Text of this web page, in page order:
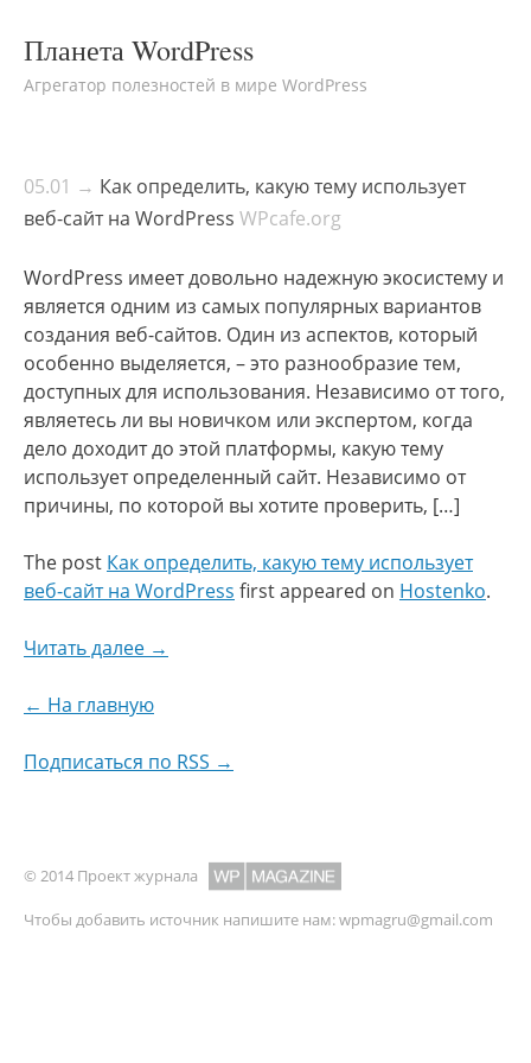
Планета WordPress
Агрегатор полезностей в мире WordPress
05.01 → Как определить, какую тему использует
веб-сайт на WordPress WPcafe.org
WordPress имеет довольно надежную экосистему и
является одним из самых популярных вариантов
создания веб-сайтов. Один из аспектов, который
особенно выделяется, – это разнообразие тем,
доступных для использования. Независимо от того,
являетесь ли вы новичком или экспертом, когда
дело доходит до этой платформы, какую тему
использует определенный сайт. Независимо от
причины, по которой вы хотите проверить, […]
The post Как определить, какую тему использует
веб-сайт на WordPress first appeared on Hostenko.
Читать далее →
← На главную
Подписаться по RSS →
© 2014 Проект журнала
Чтобы добавить источник напишите нам:wpmagru@gmail.com